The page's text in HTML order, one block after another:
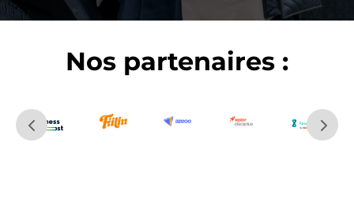
Nos partenaires :